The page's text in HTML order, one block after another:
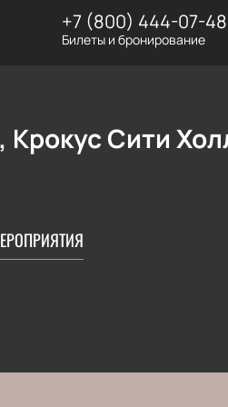
+7 (800) 444-07-48
Билеты и бронирование
Сити